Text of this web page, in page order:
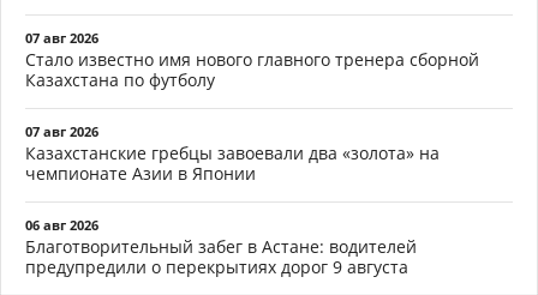
07 авг 2026
Стало известно имя нового главного тренера сборной
Казахстана по футболу
07 авг 2026
Казахстанские гребцы завоевали два «золота» на
чемпионате Азии в Японии
06 авг 2026
Благотворительный забег в Астане: водителей
предупредили о перекрытиях дорог 9 августа